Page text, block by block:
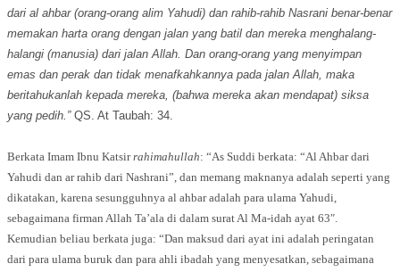
dari al ahbar (orang-orang alim Yahudi) dan rahib-rahib Nasrani benar-benar
memakan harta orang dengan jalan yang batil dan mereka menghalang-
halangi (manusia) dari jalan Allah. Dan orang-orang yang menyimpan
emas dan perak dan tidak menafkahkannya pada jalan Allah, maka
beritahukanlah kepada mereka, (bahwa mereka akan mendapat) siksa
yang pedih.” QS. At Taubah: 34.
Berkata Imam Ibnu Katsirrahimahullah: “As Suddi berkata: “Al Ahbar dari
Yahudi dan ar rahib dari Nashrani”, dan memang maknanya adalah seperti yang
dikatakan, karena sesungguhnya al ahbar adalah para ulama Yahudi,
sebagaimana firman Allah Ta’ala di dalam surat Al Ma-idah ayat 63″.
Kemudian beliau berkata juga: “Dan maksud dari ayat ini adalah peringatan
dari para ulama buruk dan para ahli ibadah yang menyesatkan, sebagaimana